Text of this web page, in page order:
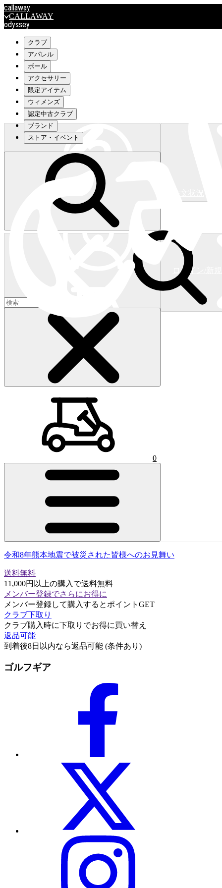
callaway
CALLAWAY
odyssey
travismathew
outlet
OUTLET
キャロウェイアパレルはこちら>>>
キャロウェイアパレルはこちら>>>
ログイン/新
ショッピングカート 0)
クラブ
アパレル
ボール
アクセサリー
限定アイテム
ウィメンズ
認定中古クラブ
ブランド
ストア・イベント
0
令和8年熊本地震で被災された皆様へのお見舞い
送料無料
11,000円以上の購入で送料無料
メンバー登録でさらにお得に
メンバー登録して購入するとポイントGET
クラブ下取り
クラブ購入時に下取りでお得に買い替え
返品可能
到着後8日以内なら返品可能 (条件あり)
ゴルフギア